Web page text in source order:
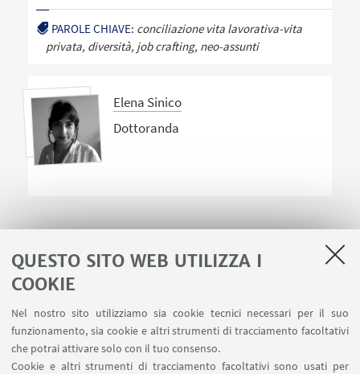
QUESTO SITO WEB UTILIZZA I
COOKIE
Nel nostro sito utilizziamo sia cookie tecnici necessari per il suo
funzionamento, sia cookie e altri strumenti di tracciamento facoltativi
che potrai attivare solo con il tuo consenso.
Cookie e altri strumenti di tracciamento facoltativi sono usati per
PAROLE CHIAVE: conciliazione vita lavorativa-vita
privata, diversità, job crafting, neo-assunti
Elena Sinico
Dottoranda
Area riservata
Contatti